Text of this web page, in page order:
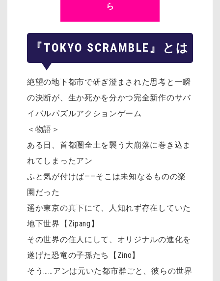
ら
『TOKYO SCRAMBLE』とは
絶望の地下都市で研ぎ澄まされた思考と一瞬
の決断が、生か死かを分かつ完全新作のサバ
イバルパズルアクションゲーム
＜物語＞
ある日、首都圏全土を襲う大崩落に巻き込ま
れてしまったアン
ふと気が付けば――そこは未知なるものの楽
園だった
遥か東京の真下にて、人知れず存在していた
地下世界【Zipang】
その世界の住人にして、オリジナルの進化を
遂げた恐竜の子孫たち【Zino】
そう……アンは元いた都市群ごと、彼らの世界